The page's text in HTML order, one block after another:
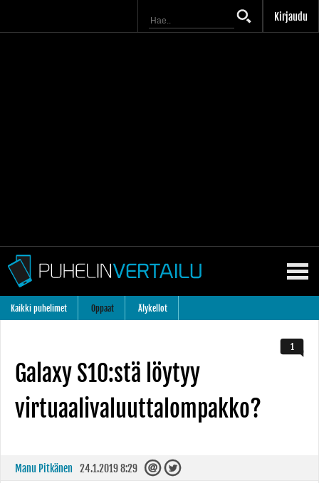
Kirjaudu
Kaikki puhelimet Oppaat Älykellot
Galaxy S10:stä löytyy
virtuaalivaluuttalompakko?
1
Manu Pitkänen 24.1.2019 8:29